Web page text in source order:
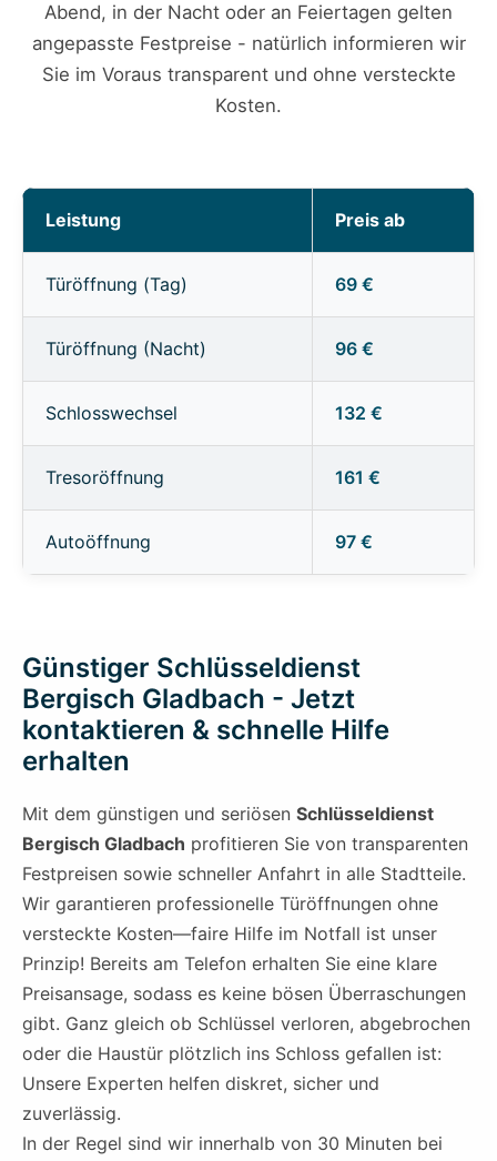
Abend, in der Nacht oder an Feiertagen gelten
angepasste Festpreise - natürlich informieren wir
Sie im Voraus transparent und ohne versteckte
Kosten.
Leistung Preis ab
Türöffnung (Tag) 69 €
Türöffnung (Nacht) 96 €
Schlosswechsel 132 €
Tresoröffnung 161 €
Autoöffnung 97 €
Günstiger Schlüsseldienst
Bergisch Gladbach - Jetzt
kontaktieren & schnelle Hilfe
erhalten
Mit dem günstigen und seriösen Schlüsseldienst
Bergisch Gladbach profitieren Sie von transparenten
Festpreisen sowie schneller Anfahrt in alle Stadtteile.
Wir garantieren professionelle Türöffnungen ohne
versteckte Kosten—faire Hilfe im Notfall ist unser
Prinzip! Bereits am Telefon erhalten Sie eine klare
Preisansage, sodass es keine bösen Überraschungen
gibt. Ganz gleich ob Schlüssel verloren, abgebrochen
oder die Haustür plötzlich ins Schloss gefallen ist:
Unsere Experten helfen diskret, sicher und
zuverlässig.
In der Regel sind wir innerhalb von 30 Minuten bei